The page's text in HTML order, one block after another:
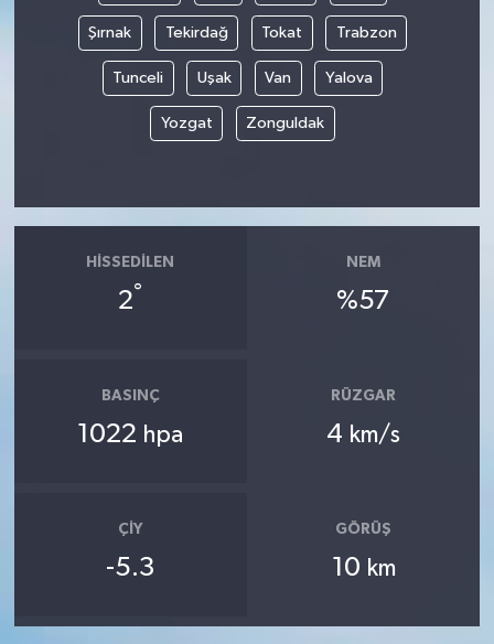
Şırnak Tekirdağ Tokat Trabzon
Tunceli Uşak Van Yalova
Yozgat Zonguldak
HISSEDILEN
2°
NEM
%57
BASINÇ
1022 hpa
RÜZGAR
4 km/s
ÇIY
-5.3
GÖRÜŞ
10 km